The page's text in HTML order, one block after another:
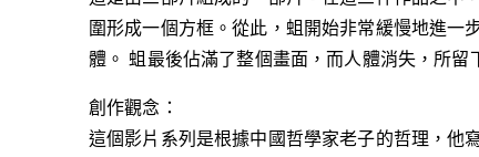
圍形成一個方框。從此，蛆開始非常緩慢地進一
體。 蛆最後佔滿了整個畫面，而人體消失，所留
創作觀念：
這個影片系列是根據中國哲學家老子的哲理，他